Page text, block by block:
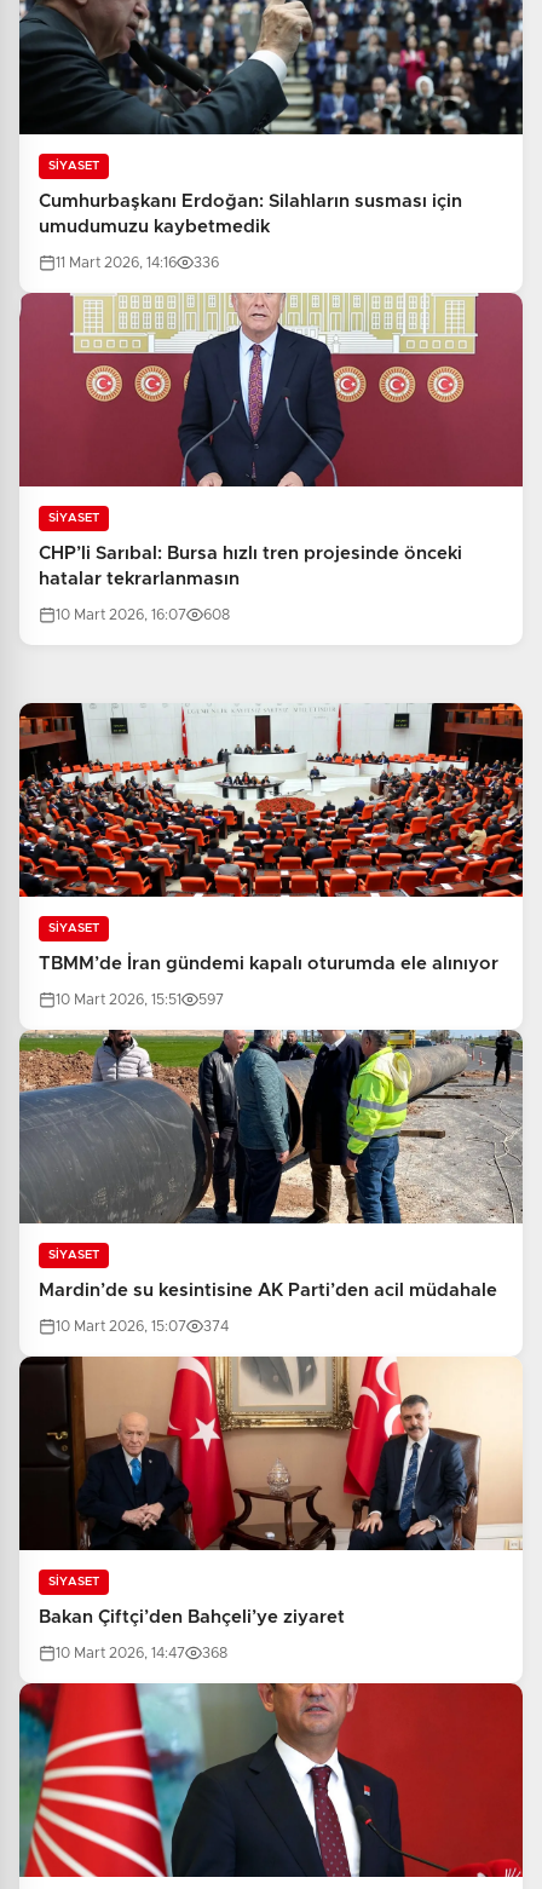
SİYASET
Cumhurbaşkanı Erdoğan: Silahların susması için
umudumuzu kaybetmedik
11 Mart 2026, 14:16 336
SİYASET
CHP’li Sarıbal: Bursa hızlı tren projesinde önceki
hatalar tekrarlanmasın
10 Mart 2026, 16:07 608
SİYASET
TBMM’de İran gündemi kapalı oturumda ele alınıyor
10 Mart 2026, 15:51 597
SİYASET
Mardin’de su kesintisine AK Parti’den acil müdahale
10 Mart 2026, 15:07 374
SİYASET
Bakan Çiftçi’den Bahçeli’ye ziyaret
10 Mart 2026, 14:47 368